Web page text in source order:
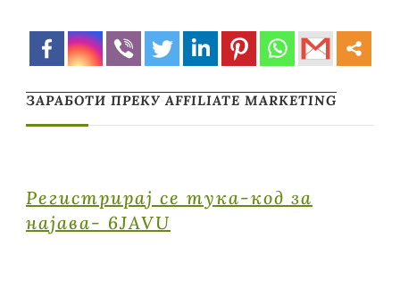
ЗАРАБОТИ ПРЕКУ AFFILIATE MARKETING
Регистрирај се тука-код за
најава- 6JAVU